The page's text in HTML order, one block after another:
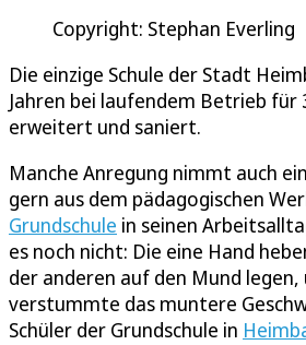
Copyright: Stephan Everling
Die einzige Schule der Stadt
Jahren bei laufendem Betrieb für
erweitert und saniert.
Manche Anregung nimmt auch
gern aus dem pädagogischen
Grundschule in seinen
es noch nicht: Die eine Hand
der anderen auf den Mund legen,
verstummte das muntere
Schüler der Grundschule in